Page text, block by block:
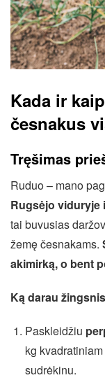
Kada ir
česnakus
Tręšimas
Ruduo – mano
Rugsėjo viduryje
tai buvusias
žemę česnakams.
akimirką, o bent
Ką darau
Paskleidžiu
kg
sudrėkinu.